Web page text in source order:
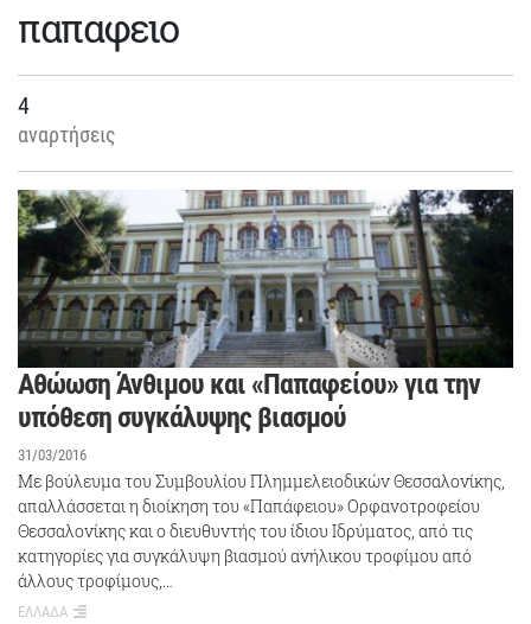
παπαφειο
4
αναρτήσεις
Aθώωση Άνθιμου και «Παπαφείου» για την
υπόθεση συγκάλυψης βιασμού
31/03/2016
Mε βούλευμα του Συμβουλίου Πλημμελειοδικών Θεσσαλονίκης,
απαλλάσσεται η διοίκηση του «Παπάφειου» Ορφανοτροφείου
Θεσσαλονίκης και ο διευθυντής του ίδιου Ιδρύματος, από τις
κατηγορίες για συγκάλυψη βιασμού ανήλικου τροφίμου από
άλλους τροφίμους,…
ΕΛΛΑΔΑ